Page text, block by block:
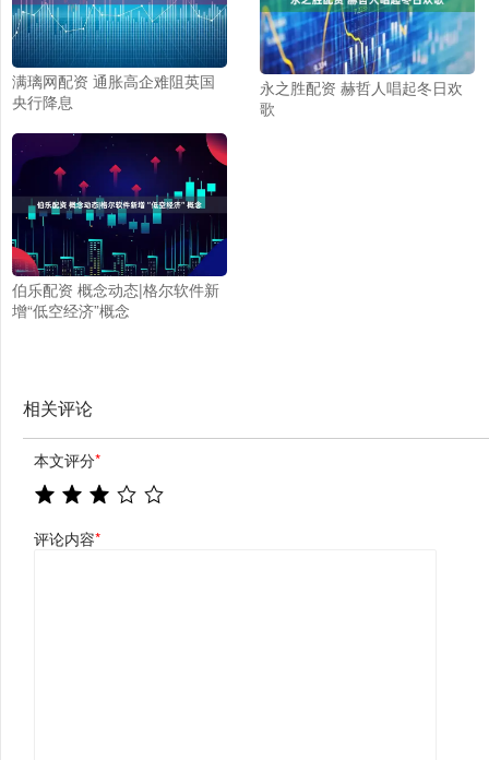
满璃网配资 通胀高企难阻英国
央行降息
永之胜配资 赫哲人唱起冬日欢
歌
伯乐配资 概念动态|格尔软件新
增“低空经济”概念
相关评论
本文评分*
评论内容*